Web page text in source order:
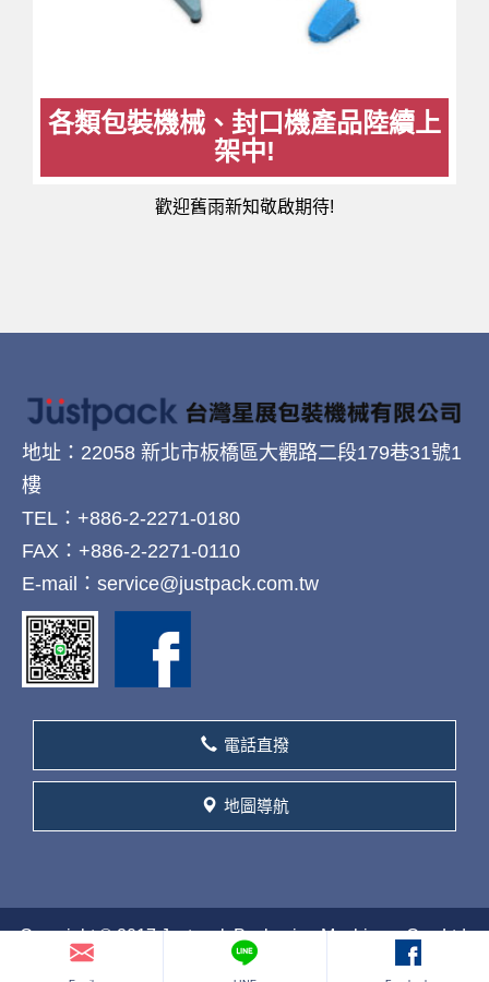
各類包裝機械、封口機產品陸續上
架中!
歡迎舊雨新知敬啟期待!
地址：22058 新北市板橋區大觀路二段179巷31號1
樓
TEL：+886-2-2271-0180
FAX：+886-2-2271-0110
E-mail：service@justpack.com.tw
電話直撥
地圖導航
Copyright © 2017 Justpack Packaging Machinery Co., Ltd.
All rights reserved. Design by